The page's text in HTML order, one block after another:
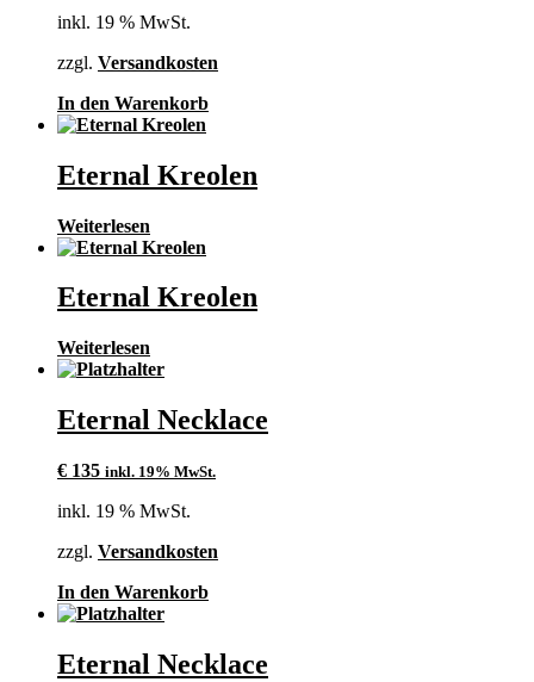
inkl. 19 % MwSt.
zzgl. Versandkosten
In den Warenkorb
Eternal Kreolen
Weiterlesen
Eternal Kreolen
Weiterlesen
Eternal Necklace
€ 135 inkl. 19% MwSt.
inkl. 19 % MwSt.
zzgl. Versandkosten
In den Warenkorb
Eternal Necklace